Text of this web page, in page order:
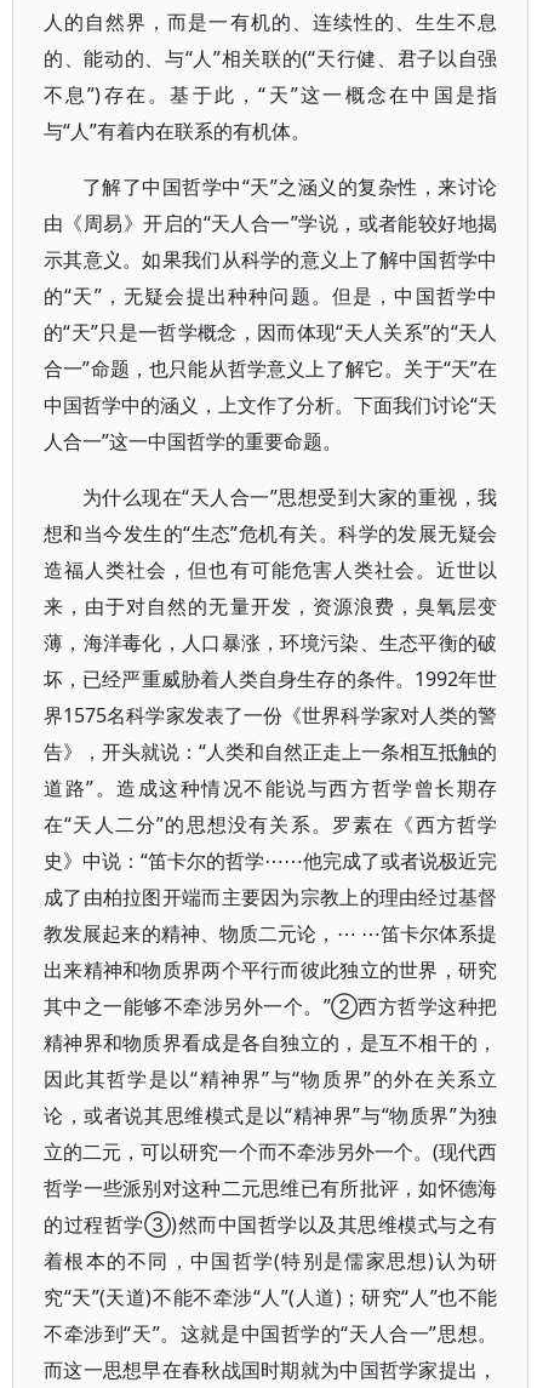
人的自然界，而是一有机的、连续性的、生生不息
的、能动的、与“人”相关联的(“天行健、君子以自强
不息”)存在。基于此，“天”这一概念在中国是指
与“人”有着内在联系的有机体。
了解了中国哲学中“天”之涵义的复杂性，来讨论
由《周易》开启的“天人合一”学说，或者能较好地揭
示其意义。如果我们从科学的意义上了解中国哲学中
的“天”，无疑会提出种种问题。但是，中国哲学中
的“天”只是一哲学概念，因而体现“天人关系”的“天人
合一”命题，也只能从哲学意义上了解它。关于“天”在
中国哲学中的涵义，上文作了分析。下面我们讨论“天
人合一”这一中国哲学的重要命题。
为什么现在“天人合一”思想受到大家的重视，我
想和当今发生的“生态”危机有关。科学的发展无疑会
造福人类社会，但也有可能危害人类社会。近世以
来，由于对自然的无量开发，资源浪费，臭氧层变
薄，海洋毒化，人口暴涨，环境污染、生态平衡的破
坏，已经严重威胁着人类自身生存的条件。1992年世
界1575名科学家发表了一份《世界科学家对人类的警
告》，开头就说：“人类和自然正走上一条相互抵触的
道路”。造成这种情况不能说与西方哲学曾长期存
在“天人二分”的思想没有关系。罗素在《西方哲学
史》中说：“笛卡尔的哲学⋯⋯他完成了或者说极近完
成了由柏拉图开端而主要因为宗教上的理由经过基督
教发展起来的精神、物质二元论，⋯ ⋯笛卡尔体系提
出来精神和物质界两个平行而彼此独立的世界，研究
其中之一能够不牵涉另外一个。”②西方哲学这种把
精神界和物质界看成是各自独立的，是互不相干的，
因此其哲学是以“精神界”与“物质界”的外在关系立
论，或者说其思维模式是以“精神界”与“物质界”为独
立的二元，可以研究一个而不牵涉另外一个。(现代西
哲学一些派别对这种二元思维已有所批评，如怀德海
的过程哲学③)然而中国哲学以及其思维模式与之有
着根本的不同，中国哲学(特别是儒家思想)认为研
究“天”(天道)不能不牵涉“人”(人道)；研究“人”也不能
不牵涉到“天”。这就是中国哲学的“天人合一”思想。
而这一思想早在春秋战国时期就为中国哲学家提出，